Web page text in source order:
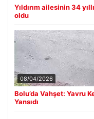
Yıldırım ailesinin 34
oldu
08/04/2026
Bolu’da Vahşet: Yavru
Yansıdı